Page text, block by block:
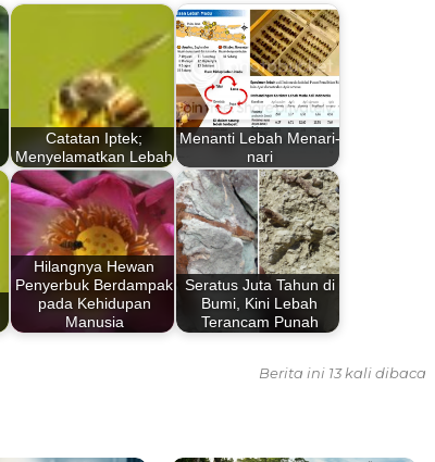
Catatan Iptek;
Menyelamatkan Lebah
Menanti Lebah Menari-
nari
Hilangnya Hewan
Penyerbuk Berdampak
pada Kehidupan
Manusia
Seratus Juta Tahun di
Bumi, Kini Lebah
Terancam Punah
Berita ini 13 kali dibaca